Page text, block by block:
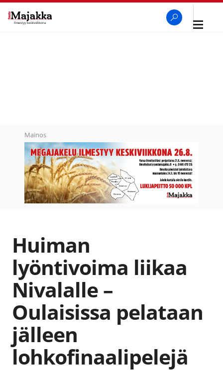
Avaa
Mainos
Huiman
lyöntivoima liikaa
Nivalalle –
Oulaisissa pelataan
jälleen
lohkofinaalipelejä